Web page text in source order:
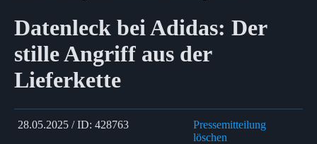
Datenleck bei Adidas: Der
stille Angriff aus der
Lieferkette
28.05.2025 / ID: 428763
Pressemitteilung
löschen